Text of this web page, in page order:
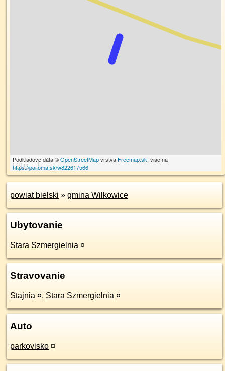
10 m
Podkladové dáta ©OpenStreetMapvrstva Freemap.sk, viac na
https://poi.oma.sk/w822617566
powiat bielski » gmina Wilkowice
Ubytovanie
Stara Szmergielnia ¤
Stravovanie
Stajnia ¤, Stara Szmergielnia ¤
Auto
parkovisko ¤